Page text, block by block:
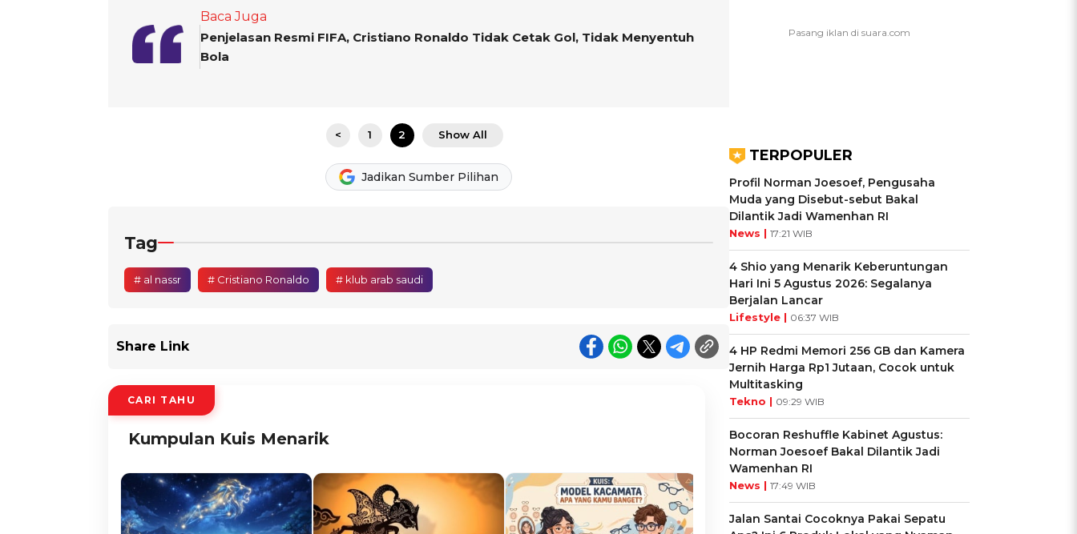
Baca Juga
Penjelasan Resmi FIFA, Cristiano Ronaldo Tidak Cetak Gol, Tidak Menyentuh
Bola
< 1 2 Show All
Jadikan Sumber Pilihan
Tag
# al nassr # Cristiano Ronaldo # klub arab saudi
Share Link
CARI TAHU
Kumpulan Kuis Menarik
TERPOPULER
Profil Norman Joesoef, Pengusaha
Muda yang Disebut-sebut Bakal
Dilantik Jadi Wamenhan RI
News | 17:21 WIB
4 Shio yang Menarik Keberuntungan
Hari Ini 5 Agustus 2026: Segalanya
Berjalan Lancar
Lifestyle | 06:37 WIB
4 HP Redmi Memori 256 GB dan Kamera
Jernih Harga Rp1 Jutaan, Cocok untuk
Multitasking
Tekno | 09:29 WIB
Bocoran Reshuffle Kabinet Agustus:
Norman Joesoef Bakal Dilantik Jadi
Wamenhan RI
News | 17:49 WIB
Jalan Santai Cocoknya Pakai Sepatu